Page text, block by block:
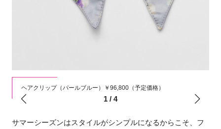
ヘアクリップ（パールブルー）￥96,800（予定価格）
1/ 4
サマーシーズンはスタイルがシンプルになるからこそ、フ